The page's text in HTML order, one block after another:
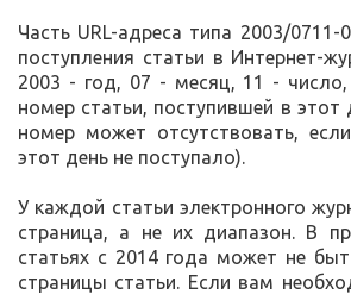
Часть URL-адреса типа 2003/0711-
поступления статьи в Интернет-
2003 - год, 07 - месяц, 11 -
номер статьи, поступившей в этот
номер может отсутствовать,
этот день не поступало).
У каждой статьи электронного
страница, а не их диапазон. В
статьях с 2014 года может не
страницы статьи. Если вам